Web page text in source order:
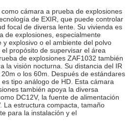
cámara a prueba de explosiones
de EXIR, que puede controlar
focal de diversa lente. Su vivienda es
de explosiones, especialmente
y explosivo o el ambiente del polvo
propósito de supervisar el área
de explosiones ZAF1032 también
la visión nocturna. Su distancia del IR
o los 60m. Después de estándares
tipo análogo de HD. Esta cámara
también apoya la diversa
DC12V, la fuente de alimentación
La estructura compacta, tamaño
para la instalación y el